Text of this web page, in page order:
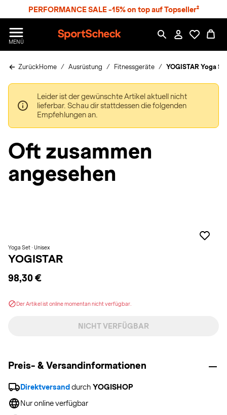
PERFORMANCE SALE -15% on top auf Topseller²
MENÜ
p
r
c
h
e
ZurückHome Ausrüstung Fitnessgeräte YOGISTAR Yoga
Leider ist der gewünschte Artikel aktuell nicht
lieferbar. Schau dir stattdessen die folgenden
Empfehlungen an.
Oft zusammen
angesehen
Yoga Set · Unisex
YOGISTAR
98,30 €
Der Artikel ist online momentan nicht verfügbar.
NICHT VERFÜGBAR
Preis- & Versandinformationen
Direktversand durch YOGISHOP
Nur online verfügbar